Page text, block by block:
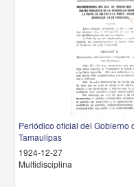
Periódico oficial del Gobierno
Tamaulipas
1924-12-27
Multidisciplina